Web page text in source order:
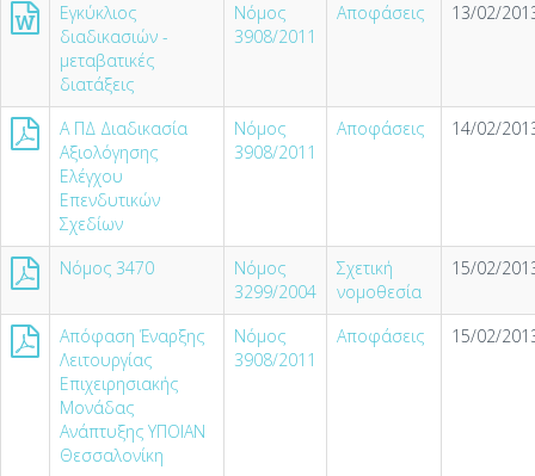
Εγκύκλιος
διαδικασιών -
μεταβατικές
διατάξεις
Νόμος
3908/2011
Αποφάσεις 13/02/
Α ΠΔ Διαδικασία
Αξιολόγησης
Ελέγχου
Επενδυτικών
Σχεδίων
Νόμος
3908/2011
Αποφάσεις 14/02/
Νόμος 3470
Νόμος
3299/2004
Σχετική
νομοθεσία
15/02/
Απόφαση Έναρξης
Λειτουργίας
Επιχειρησιακής
Μονάδας
Ανάπτυξης ΥΠΟΙΑΝ
Θεσσαλονίκη
Νόμος
3908/2011
Αποφάσεις 15/02/